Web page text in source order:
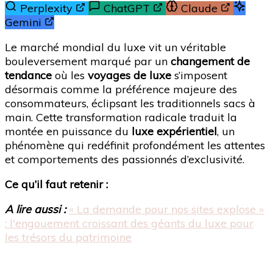
Perplexity ChatGPT
Claude
Gemini
Le marché mondial du luxe vit un véritable
bouleversement marqué par un changement de
tendance où les voyages de luxe s’imposent
désormais comme la préférence majeure des
consommateurs, éclipsant les traditionnels sacs à
main. Cette transformation radicale traduit la
montée en puissance du luxe expérientiel, un
phénomène qui redéfinit profondément les attentes
et comportements des passionnés d’exclusivité.
Ce qu’il faut retenir :
A lire aussi : « La demande pour nos sites explose »
: l'engouement croissant des géants du luxe pour
les trésors du patrimoine